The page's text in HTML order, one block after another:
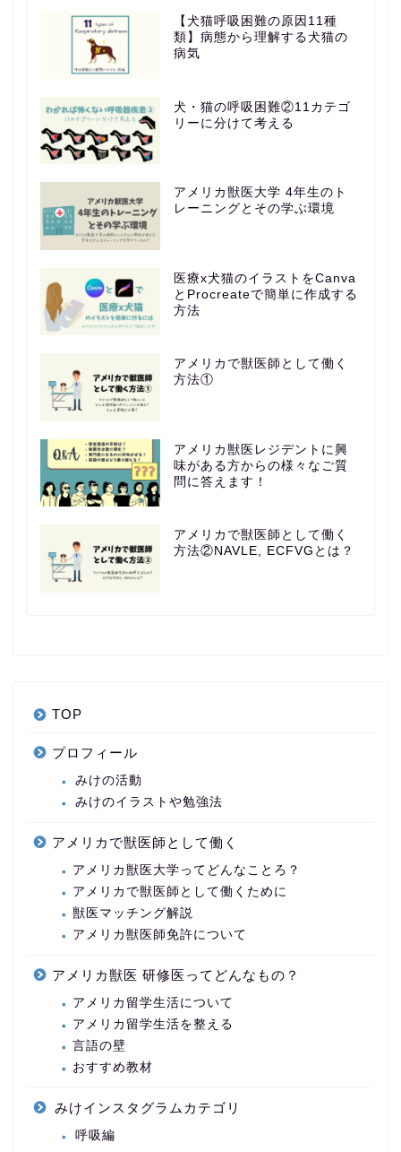
【犬猫呼吸困難の原因11種
類】病態から理解する犬猫の
病気
犬・猫の呼吸困難②11カテゴ
リーに分けて考える
アメリカ獣医大学 4年生のト
レーニングとその学ぶ環境
医療x犬猫のイラストをCanva
とProcreateで簡単に作成する
方法
アメリカで獣医師として働く
方法①
アメリカ獣医レジデントに興
味がある方からの様々なご質
問に答えます！
アメリカで獣医師として働く
方法②NAVLE, ECFVGとは？
TOP
プロフィール
みけの活動
みけのイラストや勉強法
アメリカで獣医師として働く
アメリカ獣医大学ってどんなことろ？
アメリカで獣医師として働くために
獣医マッチング解説
アメリカ獣医師免許について
アメリカ獣医 研修医ってどんなもの？
アメリカ留学生活について
アメリカ留学生活を整える
言語の壁
おすすめ教材
みけインスタグラムカテゴリ
呼吸編